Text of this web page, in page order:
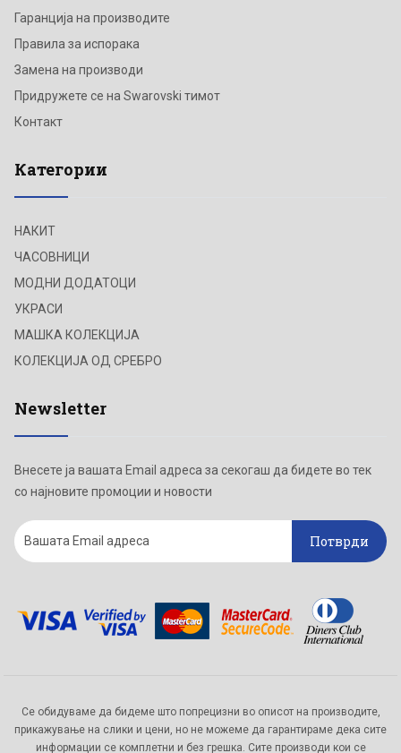
Гаранција на производите
Правила за испорака
Замена на производи
Придружете се на Swarovski тимот
Контакт
Категории
НАКИТ
ЧАСОВНИЦИ
МОДНИ ДОДАТОЦИ
УКРАСИ
МАШКА КОЛЕКЦИЈА
КОЛЕКЦИЈА ОД СРЕБРО
Newsletter
Внесете ја вашата Email адреса за секогаш да бидете во тек
со најновите промоции и новости
Потврди
Се обидуваме да бидеме што попрецизни во описот на производите,
прикажување на слики и цени, но не можеме да гарантираме дека сите
информации се комплетни и без грешка. Сите производи кои се